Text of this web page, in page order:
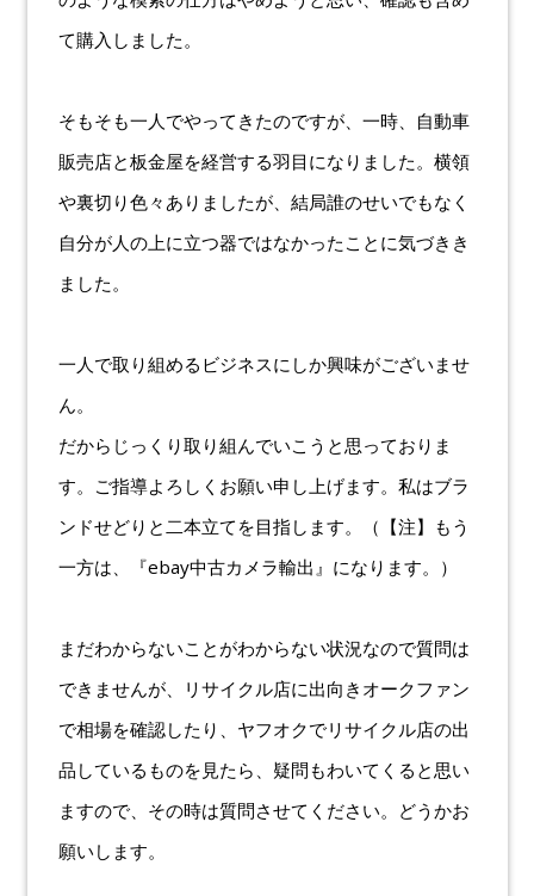
て購入しました。
そもそも一人でやってきたのですが、一時、自動車
販売店と板金屋を経営する羽目になりました。横領
や裏切り色々ありましたが、結局誰のせいでもなく
自分が人の上に立つ器ではなかったことに気づきき
ました。
一人で取り組めるビジネスにしか興味がございませ
ん。
だからじっくり取り組んでいこうと思っておりま
す。ご指導よろしくお願い申し上げます。私はブラ
ンドせどりと二本立てを目指します。（【注】もう
一方は、『ebay中古カメラ輸出』になります。）
まだわからないことがわからない状況なので質問は
できませんが、リサイクル店に出向きオークファン
で相場を確認したり、ヤフオクでリサイクル店の出
品しているものを見たら、疑問もわいてくると思い
ますので、その時は質問させてください。どうかお
願いします。